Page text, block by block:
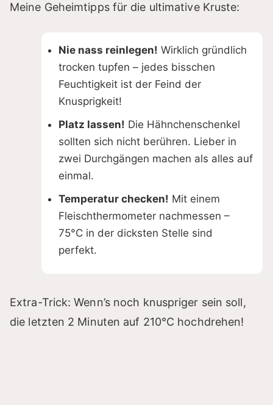
Meine Geheimtipps für die ultimative Kruste:
Nie nass reinlegen! Wirklich gründlich
trocken tupfen – jedes bisschen
Feuchtigkeit ist der Feind der
Knusprigkeit!
Platz lassen! Die Hähnchenschenkel
sollten sich nicht berühren. Lieber in
zwei Durchgängen machen als alles auf
einmal.
Temperatur checken! Mit einem
Fleischthermometer nachmessen –
75°C in der dicksten Stelle sind
perfekt.
Extra-Trick: Wenn’s noch knuspriger sein soll,
die letzten 2 Minuten auf 210°C hochdrehen!